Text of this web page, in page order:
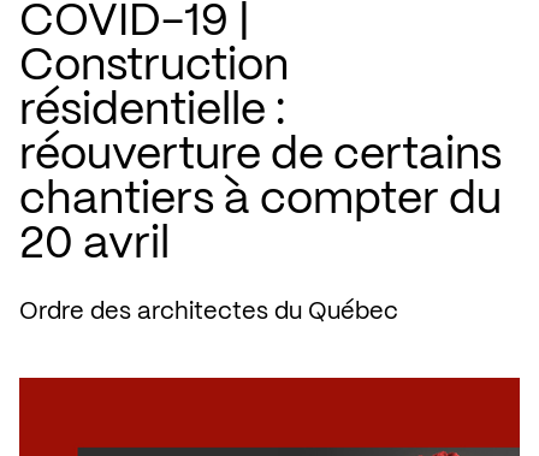
COVID-19 |
Construction
résidentielle :
réouverture de certains
chantiers à compter du
20 avril
Ordre des architectes du Québec